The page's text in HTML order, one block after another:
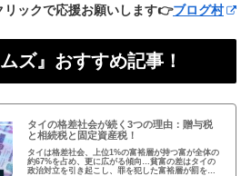
リックで応援お願いします👉ブログ村
ズ』おすすめ記事！
タイの格差社会が続く3つの理由：贈与税
と相続税と固定資産税！
タイは格差社会、上位1%の富裕層が持つ富が全体の
約67%を占め、更に広がる傾向…貧富の差はタイの
政治対立を引き起こし、罪を犯した富裕層が罰を免